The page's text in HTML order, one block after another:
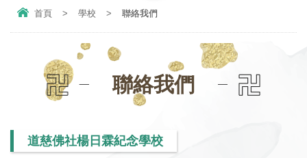
首頁 > 學校 > 聯絡我們
聯絡我們
道慈佛社楊日霖紀念學校